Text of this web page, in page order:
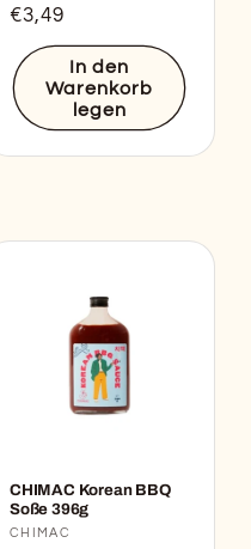
Normaler
Preis
€3,49
In den
Warenkorb
legen
CHIMAC Korean BBQ
Soße 396g
Anbieter:
CHIMAC